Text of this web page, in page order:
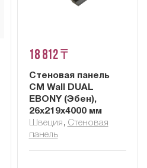
18 812 ₸
Стеновая панель
CM Wall DUAL
EBONY (Эбен),
26x219x4000 мм
Швеция , Cтеновая
панель